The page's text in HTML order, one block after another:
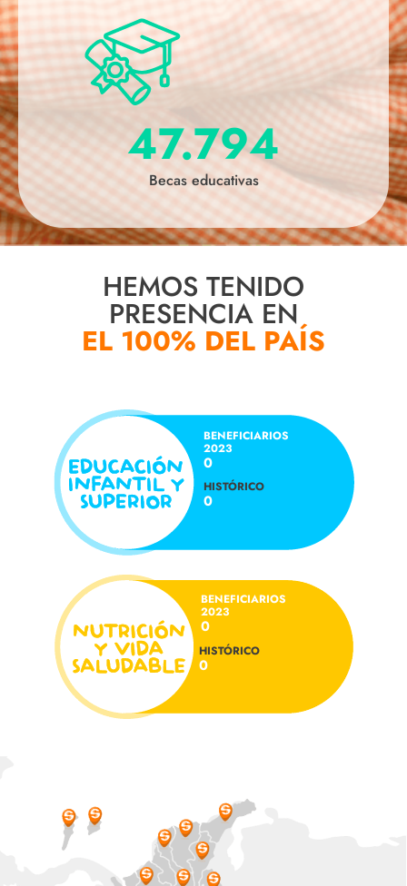
47.794
Becas educativas
HEMOS TENIDO
PRESENCIA EN
EL 100% DEL PAÍS
BENEFICIARIOS
2023
0
HISTÓRICO
0
BENEFICIARIOS
2023
0
HISTÓRICO
0